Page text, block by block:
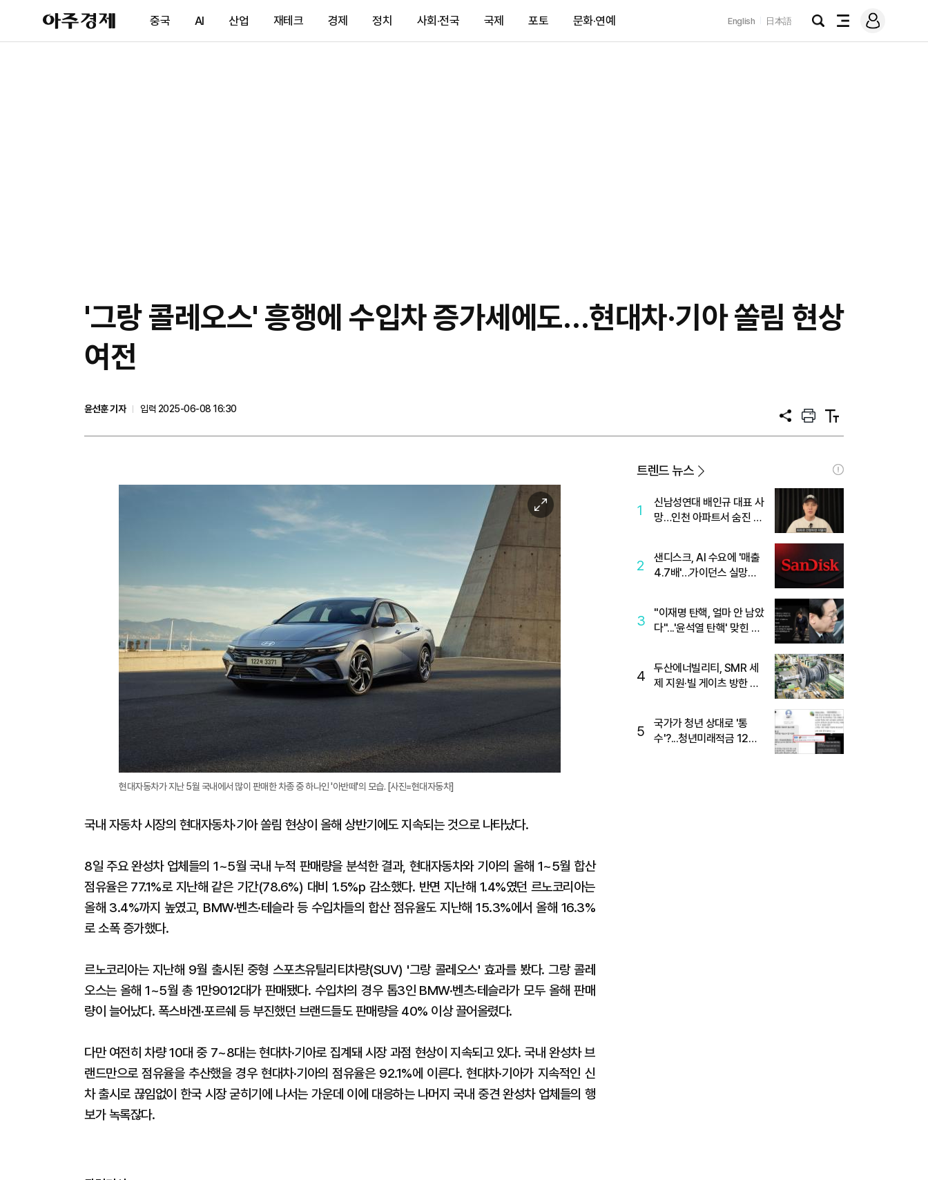
아
주
제
중국 AI 산업 재테크 경제 정치 사회·전국 국제 포토 문화·연예 English 日本語
검
전
메
그
'그랑 콜레오스' 흥행에 수입차 증가세에도…현대차·기아 쏠림 현상
여전
윤선훈 기자
입력 2025-06-08 16:30
공
프
트
텍
트
이
미
지
현대자동차가 지난 5월 국내에서 많이 판매한 차종 중 하나인 '아반떼'의 모습. [사진=현대자동차]
국내 자동차 시장의 현대자동차·기아 쏠림 현상이 올해 상반기에도 지속되는 것으로 나타났다.
8일 주요 완성차 업체들의 1~5월 국내 누적 판매량을 분석한 결과, 현대자동차와 기아의 올해 1~5월 합산
점유율은 77.1%로 지난해 같은 기간(78.6%) 대비 1.5%p 감소했다. 반면 지난해 1.4%였던 르노코리아는
올해 3.4%까지 높였고, BMW·벤츠·테슬라 등 수입차들의 합산 점유율도 지난해 15.3%에서 올해 16.3%
로 소폭 증가했다.
르노코리아는 지난해 9월 출시된 중형 스포츠유틸리티차량(SUV) '그랑 콜레오스' 효과를 봤다. 그랑 콜레
오스는 올해 1~5월 총 1만9012대가 판매됐다. 수입차의 경우 톱3인 BMW·벤츠·테슬라가 모두 올해 판매
량이 늘어났다. 폭스바겐·포르쉐 등 부진했던 브랜드들도 판매량을 40% 이상 끌어올렸다.
다만 여전히 차량 10대 중 7~8대는 현대차·기아로 집계돼 시장 과점 현상이 지속되고 있다. 국내 완성차 브
랜드만으로 점유율을 추산했을 경우 현대차·기아의 점유율은 92.1%에 이른다. 현대차·기아가 지속적인 신
차 출시로 끊임없이 한국 시장 굳히기에 나서는 가운데 이에 대응하는 나머지 국내 중견 완성차 업체들의 행
보가 녹록잖다.
트렌드 뉴스
1
신남성연대 배인규 대표 사
망…인천 아파트서 숨진 채
2
샌디스크, AI 수요에 '매출
4.7배'…가이던스 실망에
3
"이재명 탄핵, 얼마 안 남았
다"...'윤석열 탄핵' 맞힌 무
4
두산에너빌리티, SMR 세
제 지원·빌 게이츠 방한 기
5
국가가 청년 상대로 '통
수'?...청년미래적금 12%